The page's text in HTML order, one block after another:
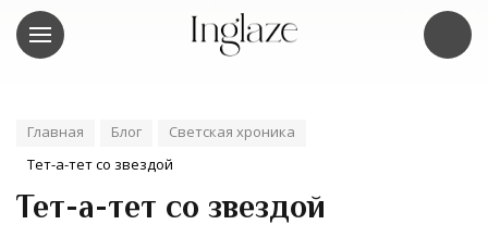
Главная Блог
Светская хроника
Тет-а-тет со звездой
Тет-а-тет со звездой